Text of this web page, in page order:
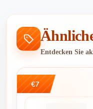
Entdecken Sie
€7